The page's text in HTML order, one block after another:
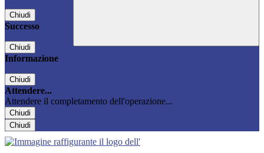
Chiudi
Successo
Chiudi
Informazione
Chiudi
Attendere...
Attendere il completamento dell'operazione...
Chiudi
Chiudi